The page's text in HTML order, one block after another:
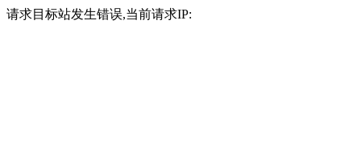
请求目标站发生错误,当前请求IP: